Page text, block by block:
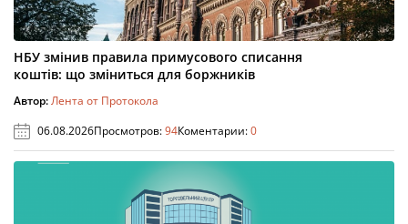
НБУ змінив правила примусового списання
коштів: що зміниться для боржників
Автор:Лента от Протокола
06.08.2026Просмотров:94Коментарии:0